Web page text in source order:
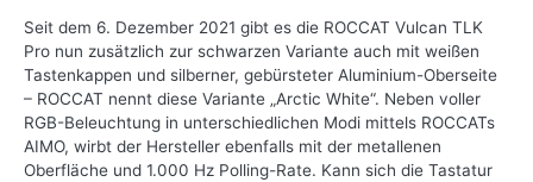
Seit dem 6. Dezember 2021 gibt es die ROCCAT Vulcan TLK
Pro nun zusätzlich zur schwarzen Variante auch mit weißen
Tastenkappen und silberner, gebürsteter Aluminium-Oberseite
– ROCCAT nennt diese Variante „Arctic White“. Neben voller
RGB-Beleuchtung in unterschiedlichen Modi mittels ROCCATs
AIMO, wirbt der Hersteller ebenfalls mit der metallenen
Oberfläche und 1.000 Hz Polling-Rate. Kann sich die Tastatur